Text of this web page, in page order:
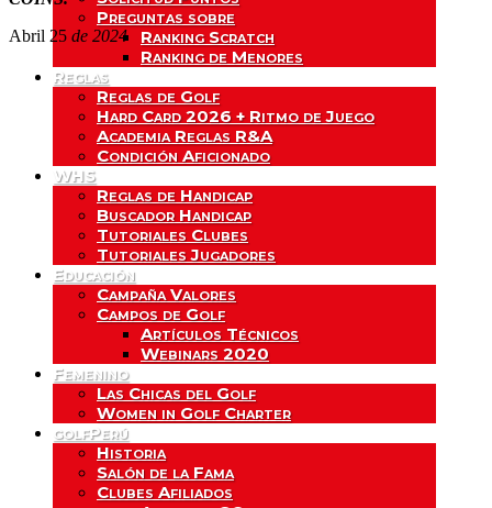
Preguntas sobre
Ranking Scratch
Ranking de Menores
Reglas
Reglas de Golf
Hard Card 2026 + Ritmo de Juego
Academia Reglas R&A
Condición Aficionado
WHS
Reglas de Handicap
Buscador Handicap
Tutoriales Clubes
Tutoriales Jugadores
Educación
Campaña Valores
Campos de Golf
Artículos Técnicos
Webinars 2020
Femenino
Las Chicas del Golf
Women in Golf Charter
golfPerú
Historia
Salón de la Fama
Clubes Afiliados
Abril 25 de 2024